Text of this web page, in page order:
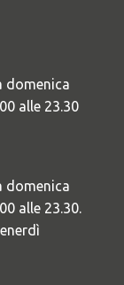
domenica
alle 23.30
domenica
alle 23.30.